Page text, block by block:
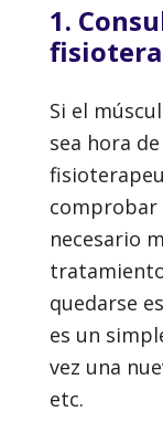
1.
Si el
sea hora
comprobar
necesario
quedarse
es un
vez una
etc.